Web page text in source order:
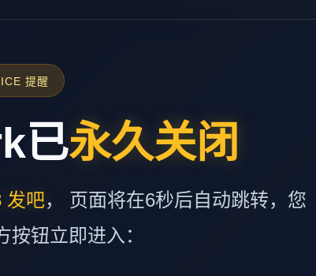
提醒
已永久关闭
发吧， 页面将在6秒后自动跳转，您
按钮立即进入：